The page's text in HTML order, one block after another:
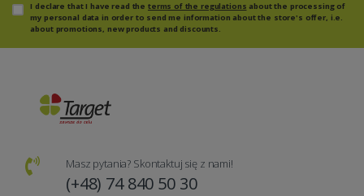
I declare that I have read the terms of the regulations about the processing of
my personal data in order to send me information about the store's offer, i.e.
about promotions, new products and discounts.
Masz pytania? Skontaktuj się z nami!
(+48) 74 840 50 30